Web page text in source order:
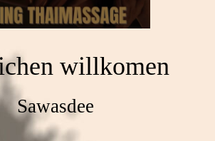
willkomen
Sawasdee